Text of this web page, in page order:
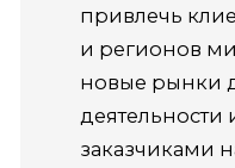
привлечь
и регионов
новые рынки
деятельности
заказчиками